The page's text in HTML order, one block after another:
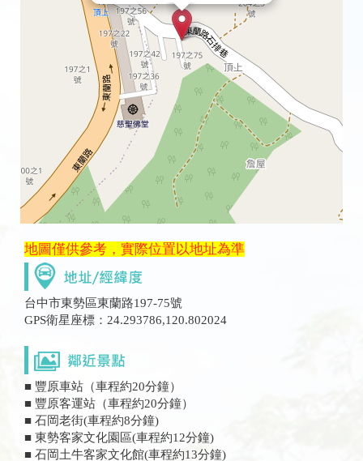
地圖僅供參考，實際位置以地址為準
台中市東勢區東蘭路197-75號
GPS衛星座標：24.293786,120.802024
■ 豐原車站（車程約20分鐘）
■ 豐原客運站（車程約20分鐘）
■ 石岡老街(車程約8分鐘)
■ 東勢客家文化園區(車程約12分鐘)
■ 石岡土牛客家文化館(車程約13分鐘)